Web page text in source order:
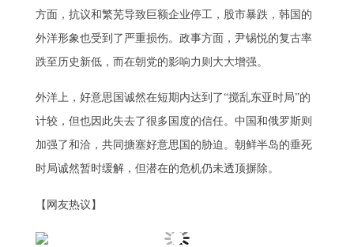
方面，抗议和繁芜导致巨额企业停工，股市暴跌，韩国的
外洋形象也受到了严重损伤。政事方面，尹锡悦的复古率
跌至历史新低，而在朝党的影响力则大大增强。
外洋上，好意思国诚然在短期内达到了“搅乱东亚时局”的
计较，但也因此失去了很多国度的信任。中国和俄罗斯则
加强了和洽，共同搪塞好意思国的胁迫。朝鲜半岛的垂死
时局诚然暂时缓解，但潜在的危机仍未透顶摒除。
【网友热议】